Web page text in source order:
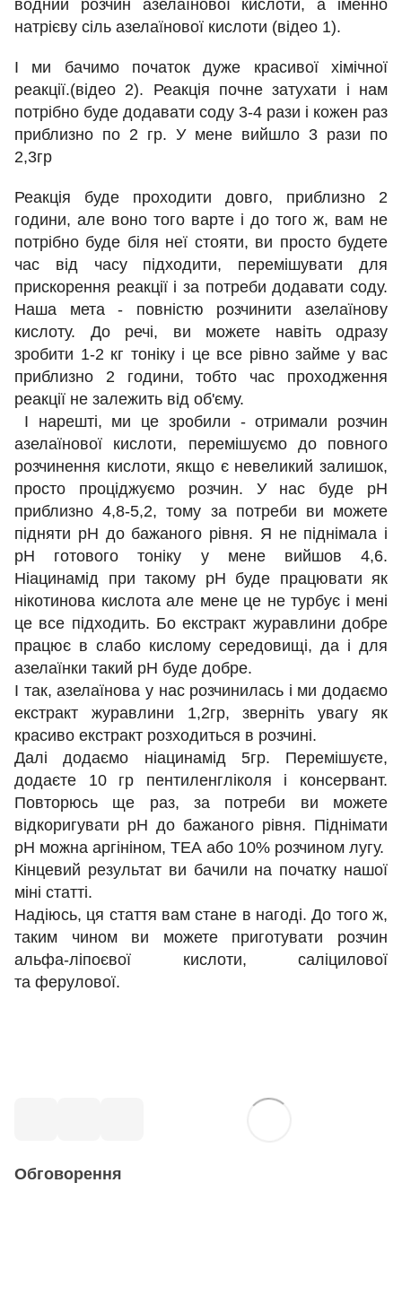
водний розчин азелаїнової кислоти, а іменно
натрієву сіль азелаїнової кислоти (відео 1).
І ми бачимо початок дуже красивої хімічної
реакції.(відео 2). Реакція почне затухати і нам
потрібно буде додавати соду 3-4 рази і кожен раз
приблизно по 2 гр. У мене вийшло 3 рази по
2,3гр
Реакція буде проходити довго, приблизно 2
години, але воно того варте і до того ж, вам не
потрібно буде біля неї стояти, ви просто будете
час від часу підходити, перемішувати для
прискорення реакції і за потреби додавати соду.
Наша мета - повністю розчинити азелаїнову
кислоту. До речі, ви можете навіть одразу
зробити 1-2 кг тоніку і це все рівно займе у вас
приблизно 2 години, тобто час проходження
реакції не залежить від об'єму.
І нарешті, ми це зробили - отримали розчин
азелаїнової кислоти, перемішуємо до повного
розчинення кислоти, якщо є невеликий залишок,
просто проціджуємо розчин. У нас буде рН
приблизно 4,8-5,2, тому за потреби ви можете
підняти рН до бажаного рівня. Я не піднімала і
рН готового тоніку у мене вийшов 4,6.
Ніацинамід при такому рН буде працювати як
нікотинова кислота але мене це не турбує і мені
це все підходить. Бо екстракт журавлини добре
працює в слабо кислому середовищі, да і для
азелаїнки такий рН буде добре.
І так, азелаїнова у нас розчинилась і ми додаємо
екстракт журавлини 1,2гр, зверніть увагу як
красиво екстракт розходиться в розчині.
Далі додаємо ніацинамід 5гр. Перемішуєте,
додаєте 10 гр пентиленгліколя і консервант.
Повторюсь ще раз, за потреби ви можете
відкоригувати рН до бажаного рівня. Піднімати
рН можна аргініном, ТЕА або 10% розчином лугу.
Кінцевий результат ви бачили на початку нашої
міні статті.
Надіюсь, ця стаття вам стане в нагоді. До того ж,
таким чином ви можете приготувати розчин
альфа-ліпоєвої кислоти, саліцилової
та ферулової.
Обговорення